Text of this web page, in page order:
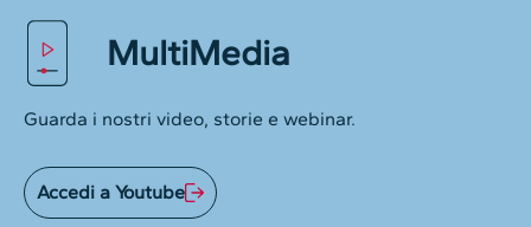
MultiMedia
Guarda i nostri video, storie e webinar.
Accedi a Youtube